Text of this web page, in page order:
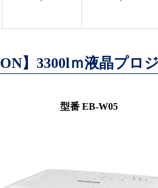
】3300lｍ液晶プロ
型番 EB-W05